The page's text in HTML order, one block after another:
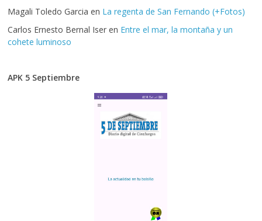
Magali Toledo Garcia en La regenta de San Fernando (+Fotos)
Carlos Ernesto Bernal Iser en Entre el mar, la montaña y un
cohete luminoso
APK 5 Septiembre